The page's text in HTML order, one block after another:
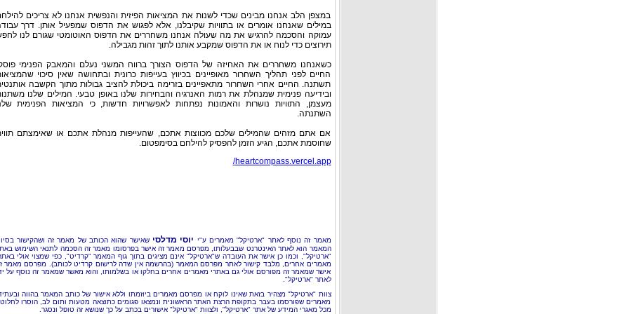
במצפן הלב אנחנו מבינים שכדי לשנות את המציאות הפיזית והנפשית אנחנו לא צריכים
במילים שאנחנו אומרים או בתוויות שקיבלנו, אלא לפגוש את הדפוס שמפעיל אותן. דרך
עמוקה והסכמה להרגיש את מה שעולה אנחנו משחררים את הדפוס האוטומטי שגורם לנו
תירוצים כדי לנוח או את הדפוס שמקבע אותנו לתוך זהות מגבילה.
כשאנחנו משחררים את האחיזה של הדפוס הצורך ברווח המשני נעלם והמאבק הפנימי
החיים לפני תהליך השחרור מאופיינים בכיווץ בעייפות כרונית ובתחושה שאין סיכוי
תשתנה. החיים אחרי השחרור מתאפיינים בזרימה ביכולת להציב גבולות מתוך הקשבה
ובידיעה פנימית שמנהלת את רמות האנרגיה והבחירות שלנו באופן טבעי. המילים שלנו
מעצמן, התוויות נושרות והאמונות נפתחות לאפשרויות חדשות, כי המציאות הפנימית
השתנתה.
אם אתם מזהים שהמילים שלכם מכווצות אתכם, שהעייפות מנהלת אתכם או שאימצתם
שחוסמת אתכם, הגיע הזמן להפסיק להילחם בסימפטום.
heartcompass.vercel.app/
מאמר זה נוסף לאתר "ארטיקל" מאמרים ע"י יוסי מדלסי שאישר שהוא הכותב של מאמר זה ושהקישור
המאמר הוא לאתר האינטרנט שבבעלותו, מפרסם מאמר זה אישר בפרסומו מאמר זה הסכמה לתנאי השימוש
"ארטיקל", וכמו כן אישר את העובדה ש"ארטיקל" אינם מציגים בתוך גוף המאמר "קרדיט", כפי שמצוי אולי
מאמרים אחרים, מלבד קישור לאתר מפרסם המאמר (בהרשמה אין שדה לרישום קרדיט לכותב). מפרסם מאמר
אישר שמאמר זה מפורסם אולי גם באתרי מאמרים אחרים בחלקו או בשלמותו, והוא מאשר שמאמר זה נוסף על
לאתר "ארטיקל".
צוות "ארטיקל" מצהיר בזאת שאינו לוקח או מפרסם מאמרים ביוזמתו וללא אישור של כותב המאמר בהווה
מאמרים שפורסמו בעבר בתקופת הרצת האתר הראשונית ונמצאו פגומים כתוצאה מטעות ותום לב, הוסרו
מכל מאגרי המידע של אתר "ארטיקל", ולצוות "ארטיקל" אישורים בכתב על כך שנושא זה טופל ונסגר.